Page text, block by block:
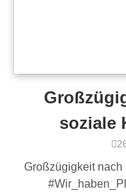
soziale
Großzügigkeit